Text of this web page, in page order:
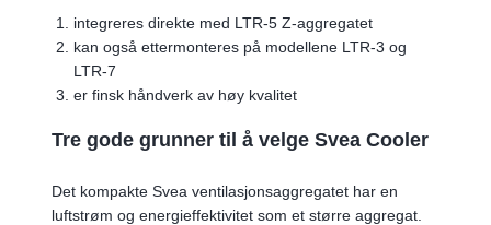
integreres direkte med LTR-5 Z-aggregatet
kan også ettermonteres på modellene LTR-3 og
LTR-7
er finsk håndverk av høy kvalitet
Tre gode grunner til å velge Svea Cooler
Det kompakte Svea ventilasjonsaggregatet har en
luftstrøm og energieffektivitet som et større aggregat.